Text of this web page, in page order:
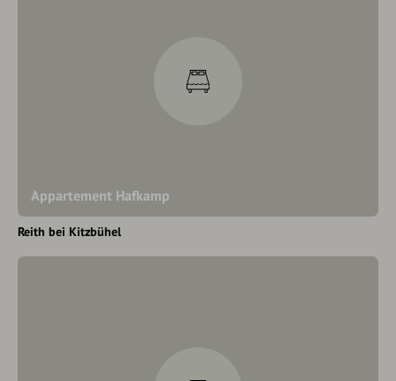
Appartement Hafkamp
Reith bei Kitzbühel